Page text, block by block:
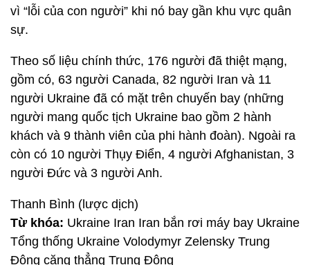
vì “lỗi của con người” khi nó bay gần khu vực quân
sự.
Theo số liệu chính thức, 176 người đã thiệt mạng,
gồm có, 63 người Canada, 82 người Iran và 11
người Ukraine đã có mặt trên chuyến bay (những
người mang quốc tịch Ukraine bao gồm 2 hành
khách và 9 thành viên của phi hành đoàn). Ngoài ra
còn có 10 người Thụy Điển, 4 người Afghanistan, 3
người Đức và 3 người Anh.
Thanh Bình (lược dịch)
Từ khóa: Ukraine Iran Iran bắn rơi máy bay Ukraine
Tổng thống Ukraine Volodymyr Zelensky Trung
Đông căng thẳng Trung Đông